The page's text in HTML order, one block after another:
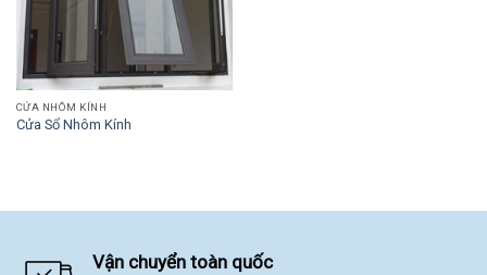
CỬA NHÔM KÍNH
Cửa Sổ Nhôm Kính
Vận chuyển toàn quốc